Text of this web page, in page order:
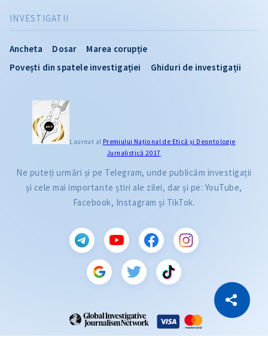
Copiază Link
INVESTIGATII
Ancheta Dosar
Marea corupție
Povești din spatele investigației
Ghiduri de investigații
Laureat al Premiului Naţional de Etică și Deontologie
Jurnalistică 2017
Ne puteți urmări și pe Telegram, unde publicăm investigații
și cele mai importante știri ale zilei, dar și pe: YouTube,
Facebook, Instagram și TikTok.